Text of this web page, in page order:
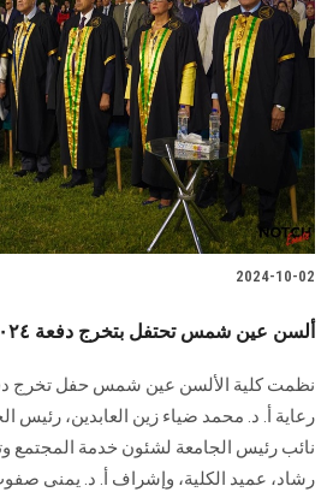
2024-10-02
ألسن عين شمس تحتفل بتخرج دفعة ٢٠٢٤
رعاية أ. د. محمد ضياء زين العابدين، رئيس
نائب رئيس الجامعة لشئون خدمة المجتمع
رشاد، عميد الكلية، وإشراف أ. د. يمنى